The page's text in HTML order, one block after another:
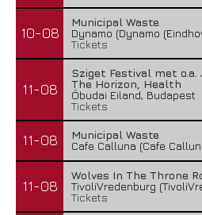
10-08
Municipal Waste
Dynamo (Dynamo
Tickets
11-08
Sziget Festival met o.a.
The Horizon, Health
Óbudai Eiland, Budapest
Tickets
11-08
Municipal Waste
Cafe Calluna (Cafe
11-08
Wolves In The Throne
TivoliVredenburg
Tickets